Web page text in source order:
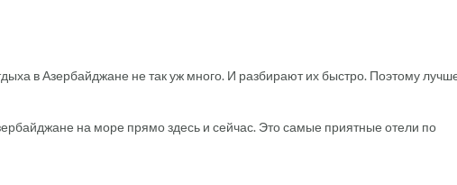
в Азербайджане не так уж много. И разбирают их быстро. Поэтому
на море прямо здесь и сейчас. Это самые приятные отели по